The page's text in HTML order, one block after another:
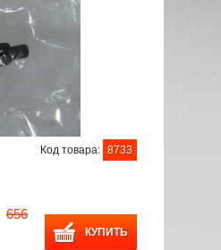
Код товара: 8733
656